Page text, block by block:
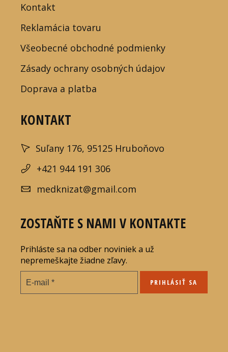
Kontakt
Reklamácia tovaru
Všeobecné obchodné podmienky
Zásady ochrany osobných údajov
Doprava a platba
KONTAKT
Suľany 176, 95125 Hruboňovo
+421 944 191 306
medknizat@gmail.com
ZOSTAŇTE S NAMI V KONTAKTE
Prihláste sa na odber noviniek a už
nepremeškajte žiadne zľavy.